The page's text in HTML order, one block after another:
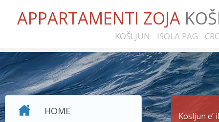
APPARTAMENTI ZOJA
KOŠLJUN - ISOLA PAG -
Kosljun
HOME